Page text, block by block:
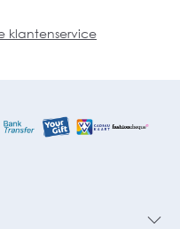
klantenservice